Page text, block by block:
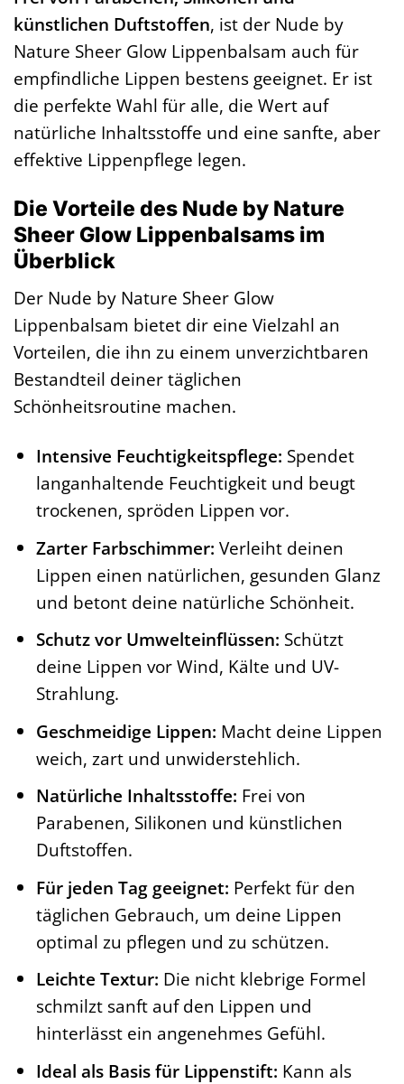
künstlichen Duftstoffen, ist der Nude by
Nature Sheer Glow Lippenbalsam auch für
empfindliche Lippen bestens geeignet. Er ist
die perfekte Wahl für alle, die Wert auf
natürliche Inhaltsstoffe und eine sanfte, aber
effektive Lippenpflege legen.
Die Vorteile des Nude by Nature
Sheer Glow Lippenbalsams im
Überblick
Der Nude by Nature Sheer Glow
Lippenbalsam bietet dir eine Vielzahl an
Vorteilen, die ihn zu einem unverzichtbaren
Bestandteil deiner täglichen
Schönheitsroutine machen.
Intensive Feuchtigkeitspflege: Spendet
langanhaltende Feuchtigkeit und beugt
trockenen, spröden Lippen vor.
Zarter Farbschimmer: Verleiht deinen
Lippen einen natürlichen, gesunden Glanz
und betont deine natürliche Schönheit.
Schutz vor Umwelteinflüssen: Schützt
deine Lippen vor Wind, Kälte und UV-
Strahlung.
Geschmeidige Lippen: Macht deine Lippen
weich, zart und unwiderstehlich.
Natürliche Inhaltsstoffe: Frei von
Parabenen, Silikonen und künstlichen
Duftstoffen.
Für jeden Tag geeignet: Perfekt für den
täglichen Gebrauch, um deine Lippen
optimal zu pflegen und zu schützen.
Leichte Textur: Die nicht klebrige Formel
schmilzt sanft auf den Lippen und
hinterlässt ein angenehmes Gefühl.
Ideal als Basis für Lippenstift: Kann als